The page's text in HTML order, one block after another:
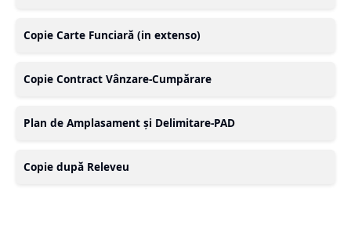
Copie Carte Funciară (in extenso)
Copie Contract Vânzare-Cumpărare
Plan de Amplasament și Delimitare-PAD
Copie după Releveu